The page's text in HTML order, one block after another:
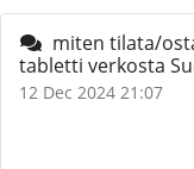
miten tilata/
tabletti verkosta
12 Dec 2024 21:07